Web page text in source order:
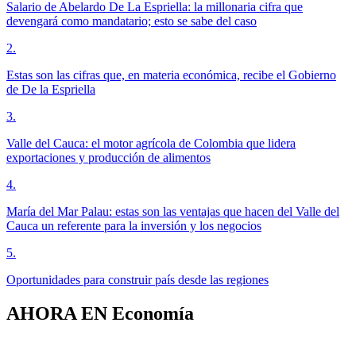
Salario de Abelardo De La Espriella: la millonaria cifra que
devengará como mandatario; esto se sabe del caso
2.
Estas son las cifras que, en materia económica, recibe el Gobierno
de De la Espriella
3.
Valle del Cauca: el motor agrícola de Colombia que lidera
exportaciones y producción de alimentos
4.
María del Mar Palau: estas son las ventajas que hacen del Valle del
Cauca un referente para la inversión y los negocios
5.
Oportunidades para construir país desde las regiones
AHORA EN Economía